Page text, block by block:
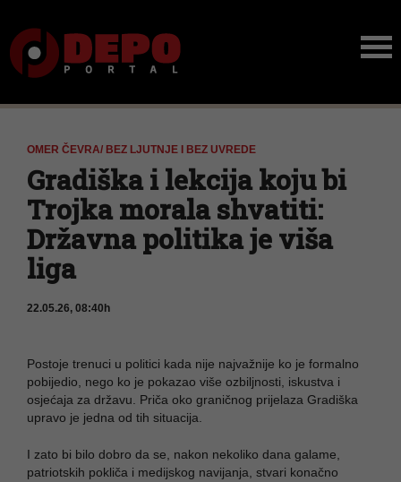
OMER ČEVRA/ BEZ LJUTNJE I BEZ UVREDE
Gradiška i lekcija koju bi
Trojka morala shvatiti:
Državna politika je viša
liga
22.05.26, 08:40h
Postoje trenuci u politici kada nije najvažnije ko je formalno
pobijedio, nego ko je pokazao više ozbiljnosti, iskustva i
osjećaja za državu. Priča oko graničnog prijelaza Gradiška
upravo je jedna od tih situacija.
I zato bi bilo dobro da se, nakon nekoliko dana galame,
patriotskih pokliča i medijskog navijanja, stvari konačno